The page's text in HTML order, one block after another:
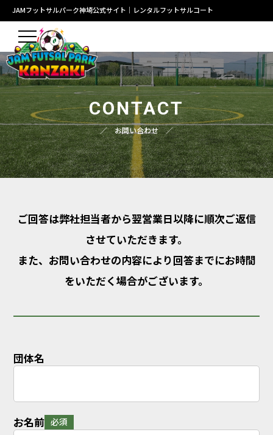
JAMフットサルパーク神埼公式サイト｜ レンタルフットサルコート
CONTACT
／ お問い合わせ ／
ご回答は弊社担当者から翌営業日以降に順次ご返信
させていただきます。
また、お問い合わせの内容により回答までにお時間
をいただく場合がございます。
団体名
お名前 必須